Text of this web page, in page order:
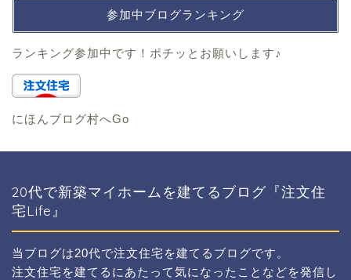
参加中ブログランキング
ランキング参加中です！ポチッとお願いします♪
にほんブログ村へGo
20代で新築マイホームを建てるブログ『注文住
宅Life』
当ブログは20代で注文住宅を建てるブログです。
注文住宅を建てるにあたって気になったことなどを発信し